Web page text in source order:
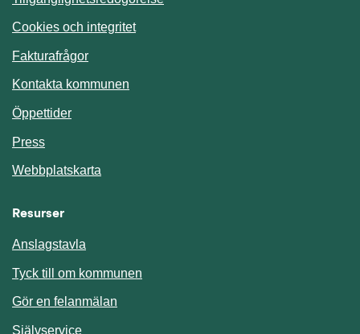
Cookies och integritet
Fakturafrågor
Kontakta kommunen
Öppettider
Press
Webbplatskarta
Resurser
Anslagstavla
Tyck till om kommunen
Gör en felanmälan
SjälvserviceLänk till annan webbplats.